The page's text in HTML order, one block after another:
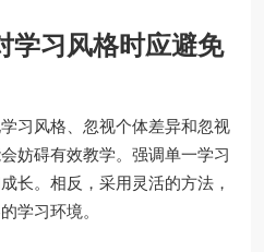
学习风格时应避免
习风格、忽视个体差异和忽视
妨碍有效教学。强调单一学习
长。相反，采用灵活的方法，
学习环境。